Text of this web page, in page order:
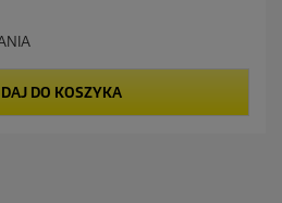
DO KOSZYKA